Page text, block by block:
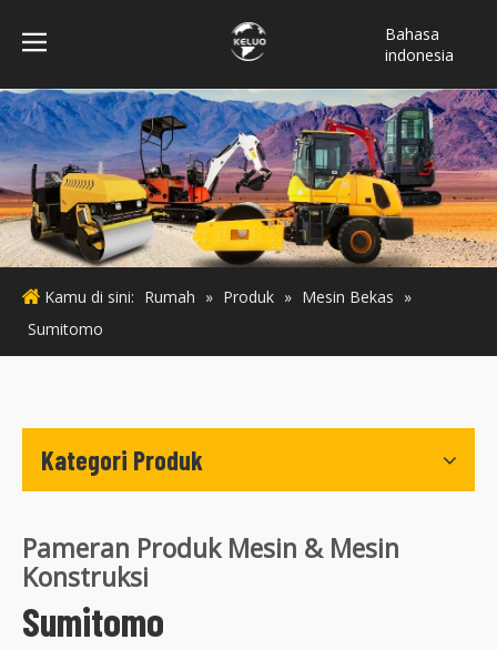
Bahasa
indonesia
Türk dili
ไทย
Italiano
Deutsch
Português
Español
Pусский
Kamu di sini: Rumah » Produk » Mesin Bekas »
Sumitomo
Kategori Produk
Pameran Produk Mesin & Mesin
Konstruksi
Sumitomo